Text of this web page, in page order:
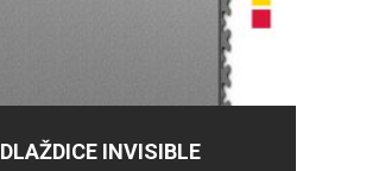
DLAŽDICE INVISIBLE